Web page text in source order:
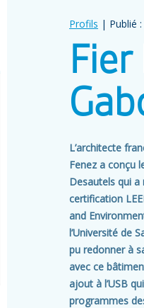
Profils | Publié
L’architecte
Fenez a conçu
Desautels qui a
certification
and
l’Université de
pu redonner à
avec ce
ajout à l’USB
programmes